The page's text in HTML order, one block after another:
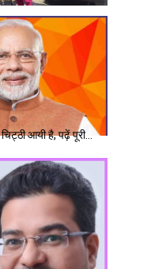
आयी है, पढ़ें पूरी…